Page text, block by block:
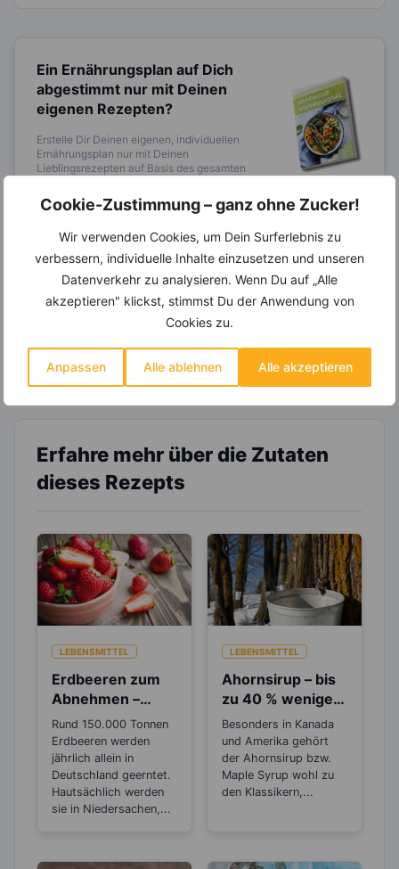
Cookie-Zustimmung – ganz ohne Zucker!
Wir verwenden Cookies, um Dein Surferlebnis zu
verbessern, individuelle Inhalte einzusetzen und unseren
Datenverkehr zu analysieren. Wenn Du auf „Alle
akzeptieren" klickst, stimmst Du der Anwendung von
Cookies zu.
Anpassen Alle ablehnen Alle akzeptieren
Ein Ernährungsplan auf Dich
abgestimmt nur mit Deinen
eigenen Rezepten?
Erstelle Dir Deinen eigenen, individuellen
Ernährungsplan nur mit Deinen
Lieblingsrezepten auf Basis des gesamten
14.000 Rezepte, autom.
Wochenplaner,dynamische
Einkaufsliste und noch mehr?
viele hilfreiche und zeitsparende Möglichkeiten,
um Deine Ernährung optimal zu gestalten.
Erfahre mehr über die Zutaten
dieses Rezepts
LEBENSMITTEL
Erdbeeren zum
Abnehmen –
Wusstest du, das
sie botanisch
gesehen Nüsse
sind?
Rund 150.000 Tonnen
Erdbeeren werden
jährlich allein in
Deutschland geerntet.
Hautsächlich werden
sie in Niedersachen,...
LEBENSMITTEL
Ahornsirup – bis
zu 40 % weniger
Kalorien als
Zucker
Besonders in Kanada
und Amerika gehört
der Ahornsirup bzw.
Maple Syrup wohl zu
den Klassikern,...